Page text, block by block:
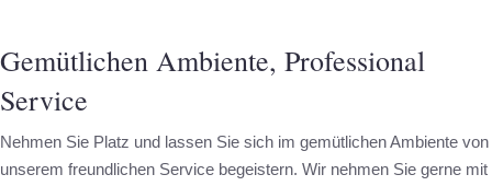
Gemütlichen Ambiente, Professional
Service
Nehmen Sie Platz und lassen Sie sich im gemütlichen Ambiente von
unserem freundlichen Service begeistern. Wir nehmen Sie gerne mit